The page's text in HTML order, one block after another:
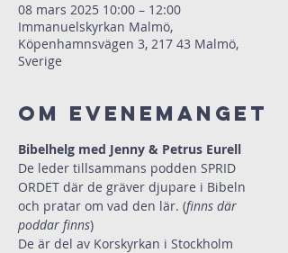
08 mars 2025 10:00 – 12:00
Immanuelskyrkan Malmö,
Köpenhamnsvägen 3, 217 43 Malmö,
Sverige
Om evenemanget
Bibelhelg med Jenny & Petrus Eurell
De leder tillsammans podden SPRID
ORDET där de gräver djupare i Bibeln
och pratar om vad den lär. (finns där
poddar finns)
De är del av Korskyrkan i Stockholm